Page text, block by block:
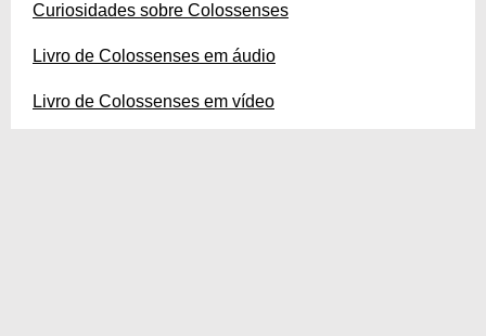
Curiosidades sobre Colossenses
Livro de Colossenses em áudio
Livro de Colossenses em vídeo